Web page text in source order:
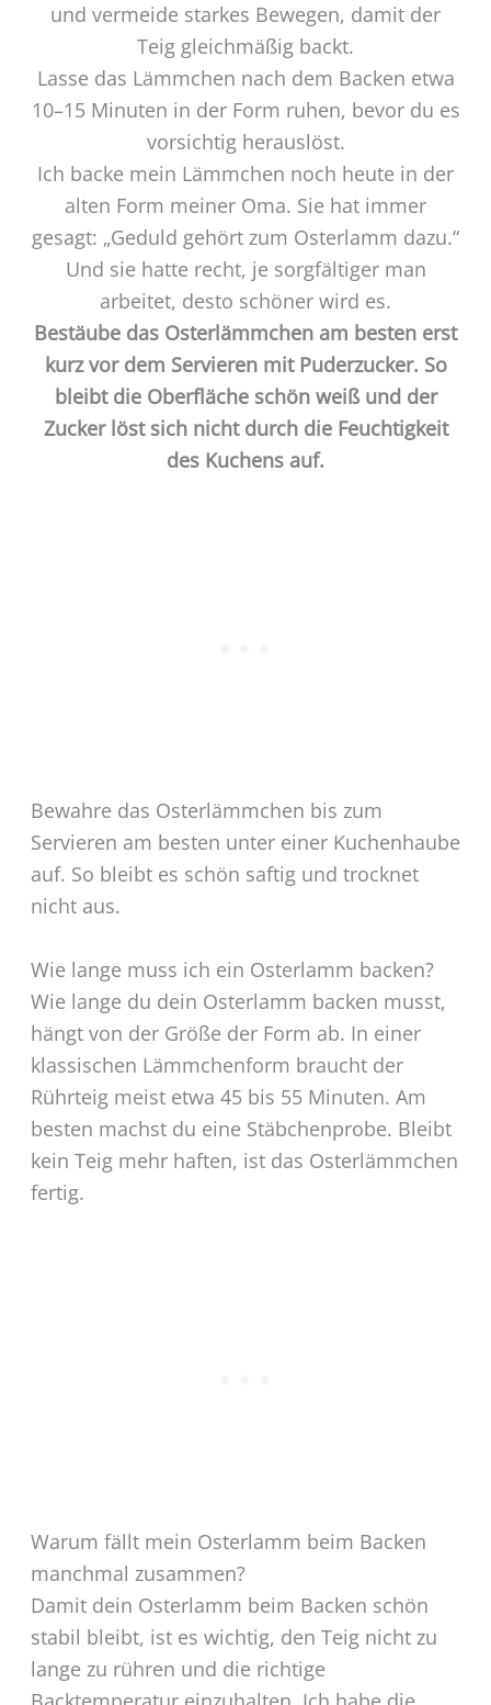
und vermeide starkes Bewegen, damit der
Teig gleichmäßig backt.
Lasse das Lämmchen nach dem Backen etwa
10–15 Minuten in der Form ruhen, bevor du es
vorsichtig herauslöst.
Ich backe mein Lämmchen noch heute in der
alten Form meiner Oma. Sie hat immer
gesagt: „Geduld gehört zum Osterlamm dazu.“
Und sie hatte recht, je sorgfältiger man
arbeitet, desto schöner wird es.
Bestäube das Osterlämmchen am besten erst
kurz vor dem Servieren mit Puderzucker. So
bleibt die Oberfläche schön weiß und der
Zucker löst sich nicht durch die Feuchtigkeit
des Kuchens auf.
Bewahre das Osterlämmchen bis zum
Servieren am besten unter einer Kuchenhaube
auf. So bleibt es schön saftig und trocknet
nicht aus.
Wie lange muss ich ein Osterlamm backen?
Wie lange du dein Osterlamm backen musst,
hängt von der Größe der Form ab. In einer
klassischen Lämmchenform braucht der
Rührteig meist etwa 45 bis 55 Minuten. Am
besten machst du eine Stäbchenprobe. Bleibt
kein Teig mehr haften, ist das Osterlämmchen
fertig.
Warum fällt mein Osterlamm beim Backen
manchmal zusammen?
Damit dein Osterlamm beim Backen schön
stabil bleibt, ist es wichtig, den Teig nicht zu
lange zu rühren und die richtige